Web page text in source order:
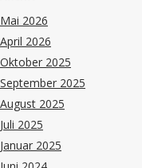
Mai 2026
April 2026
Oktober 2025
September 2025
August 2025
Juli 2025
Januar 2025